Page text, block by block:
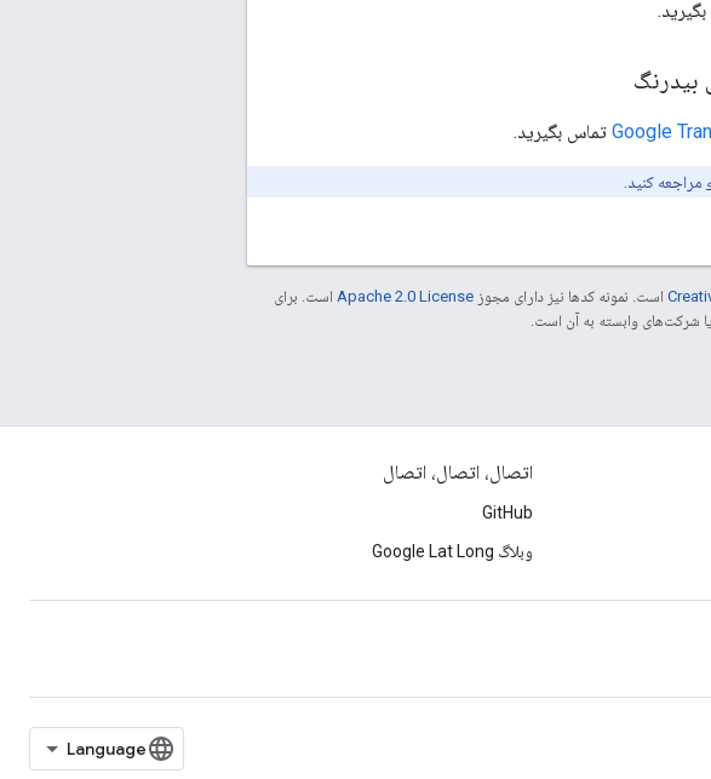
Google تماس بگیرید.
مراجعه کنید.
است. نمونه کدها نیز دارای مجوز Apache 2.0 License است. برای
اتصال، اتصال، اتصال
GitHub
وبلاگ Google Lat Long